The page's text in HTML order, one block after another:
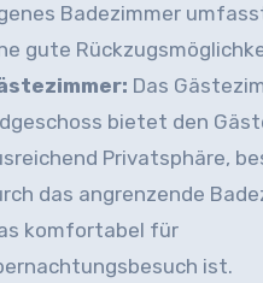
Badezimmer
gute
Das
bietet den
Privatsphäre,
das angrenzende
komfortabel für
ist.